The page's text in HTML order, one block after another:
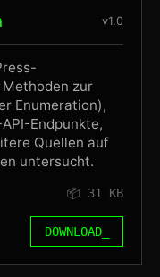
v1.0
zur
Enumeration),
Endpunkte,
Quellen auf
untersucht.
📦 31 KB
DOWNLOAD_